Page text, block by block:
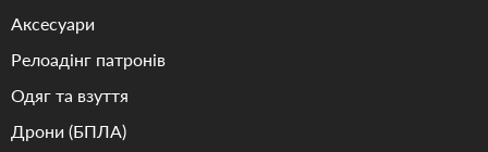
Аксесуари
Релоадінг патронів
Одяг та взуття
Дрони (БПЛА)